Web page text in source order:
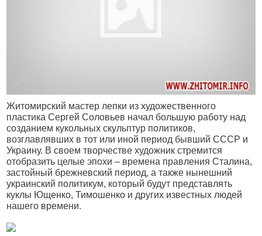
Житомирский мастер лепки из художественного
пластика Сергей Соловьев начал большую работу над
созданием кукольных скульптур политиков,
возглавлявших в тот или иной период бывший СССР и
Украину. В своем творчестве художник стремится
отобразить целые эпохи – времена правления Сталина,
застойный брежневский период, а также нынешний
украинский политикум, который будут представлять
куклы Ющенко, Тимошенко и других известных людей
нашего времени.